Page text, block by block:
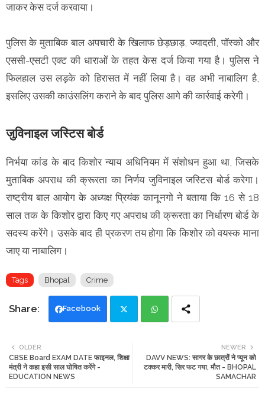
जाकर केस दर्ज करवाया।
पुलिस के मुताबिक बाल अपचारी के खिलाफ छेड़छाड़, ज्यादती, पॉस्को और
एससी-एसटी एक्ट की धाराओं के तहत केस दर्ज किया गया है। पुलिस ने
फिलहाल उस लड़के को हिरासत में नहीं लिया है। वह अभी नाबालिग है,
इसलिए उसकी काउंसलिंग कराने के बाद पुलिस आगे की कार्रवाई करेगी।
जुविनाइल जस्टिस बोर्ड
निर्भया कांड के बाद किशोर न्याय अधिनियम में संशोधन हुआ था, जिसके
मुताबिक अपराध की क्रूरता का निर्णय जुविनाइल जस्टिस बोर्ड करेगा।
राष्ट्रीय बाल आयोग के अध्यक्ष प्रियंक कानूनगो ने बताया कि 16 से 18
साल तक के किशोर द्वारा किए गए अपराध की क्रूरता का निर्धारण बोर्ड के
सदस्य करेंगे। उसके बाद ही प्रकरण तय होगा कि किशोर को वयस्क माना
जाए या नाबालिग।
Tags Bhopal Crime
Facebook
tte ats
NEWER
DAVV NEWS: सागर के छात्रों ने प्यून को
टक्कर मारी, सिर फट गया, मौत - BHOPAL
SAMACHAR
OLDER
CBSE Board EXAM DATE फाइनल, शिक्षा
मंत्री ने कहा इसी साल घोषित करेंगे -
EDUCATION NEWS